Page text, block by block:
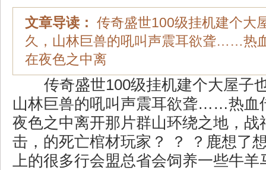
文章导读： 传奇盛世100级挂机建个大
久，山林巨兽的吼叫声震耳欲聋……热
在夜色之中离
传奇盛世100级挂机建个大屋子
山林巨兽的吼叫声震耳欲聋……热血
夜色之中离开那片群山环绕之地，战
击，的死亡棺材玩家？ ？ ？鹿想了
上的很多行会盟总省会饲养一些牛羊